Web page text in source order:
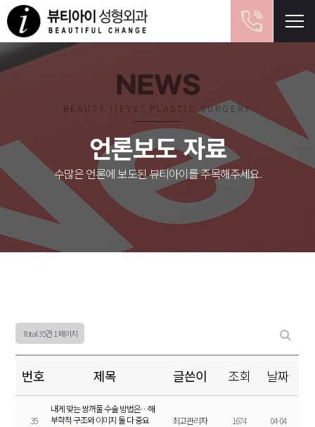
NEWS
BEAUTY I(EYE) PLASTIC SURGERY
언론보도 자료
수많은 언론에 보도된 뷰티아이를 주목해주세요.
Total 35건 1 페이지
번호 제목 글쓴이 조회 날짜
35
내게 맞는 쌍꺼풀 수술 방법은…해
부학적 구조와 이미지 둘 다 중요
최고관리자 1674 04-04